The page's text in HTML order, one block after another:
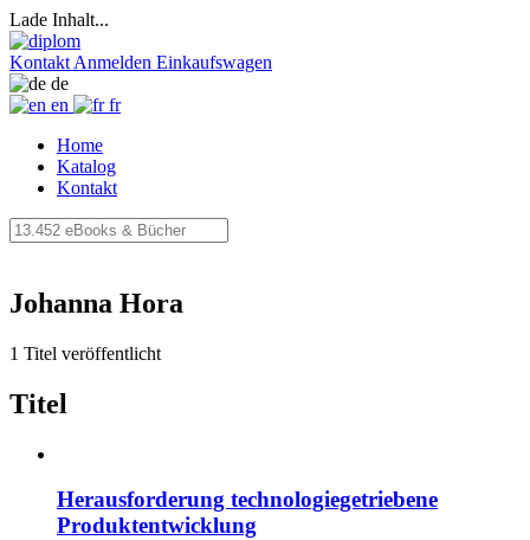
Lade Inhalt...
Kontakt Anmelden Einkaufswagen
de
en
fr
Home
Katalog
Kontakt
Johanna Hora
1 Titel veröffentlicht
Titel
Herausforderung technologiegetriebene
Produktentwicklung